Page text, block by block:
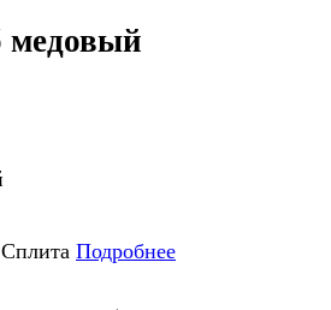
медовый
Подробнее